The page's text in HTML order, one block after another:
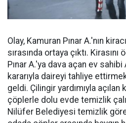
Olay, Kamuran Pınar A.'nın
sırasında ortaya çıktı.
Pınar A.'ya dava açan ev sahibi
kararıyla daireyi tahliye
geldi. Çilingir yardımıyla açılan
çöplerle dolu evde temizlik
Nilüfer Belediyesi temizlik